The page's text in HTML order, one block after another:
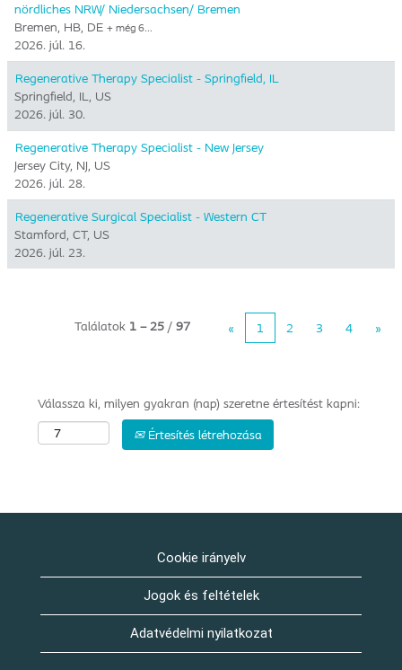
nördliches NRW/ Niedersachsen/ Bremen
Bremen, HB, DE + még 6…
2026. júl. 16.
Regenerative Therapy Specialist - Springfield, IL
Springfield, IL, US
2026. júl. 30.
Regenerative Therapy Specialist - New Jersey
Jersey City, NJ, US
2026. júl. 28.
Regenerative Surgical Specialist - Western CT
Stamford, CT, US
2026. júl. 23.
Találatok 1 – 25 / 97 « 1 2 3 4 »
Válassza ki, milyen gyakran (nap) szeretne értesítést kapni:
Értesítés létrehozása
Cookie irányelv
Jogok és feltételek
Adatvédelmi nyilatkozat